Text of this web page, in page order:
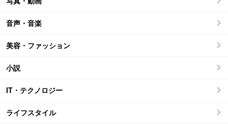
音声・音楽
美容・ファッション
小説
IT・テクノロジー
ライフスタイル